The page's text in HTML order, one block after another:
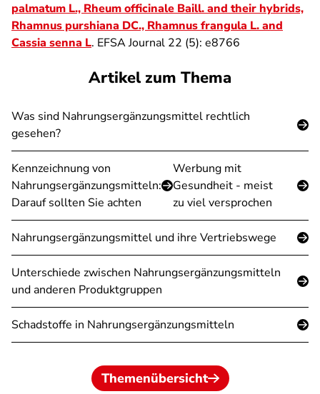
palmatum L., Rheum officinale Baill. and their hybrids,
Rhamnus purshiana DC., Rhamnus frangula L. and
Cassia senna L. EFSA Journal 22 (5): e8766
Artikel zum Thema
Was sind Nahrungsergänzungsmittel rechtlich
gesehen?
Kennzeichnung von
Nahrungsergänzungsmitteln:
Darauf sollten Sie achten
Werbung mit
Gesundheit - meist
zu viel versprochen
Nahrungsergänzungsmittel und ihre Vertriebswege
Unterschiede zwischen Nahrungsergänzungsmitteln
und anderen Produktgruppen
Schadstoffe in Nahrungsergänzungsmitteln
Themenübersicht